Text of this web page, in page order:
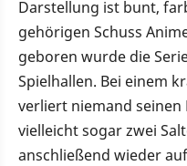
Darstellung ist bunt,
gehörigen Schuss
geboren wurde die
Spielhallen. Bei einem
verliert niemand seinen
vielleicht sogar zwei
anschließend wieder